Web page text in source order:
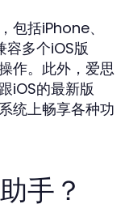
包括iPhone、
多个iOS版
作。此外，爱思
iOS的最新版
统上畅享各种功
手？